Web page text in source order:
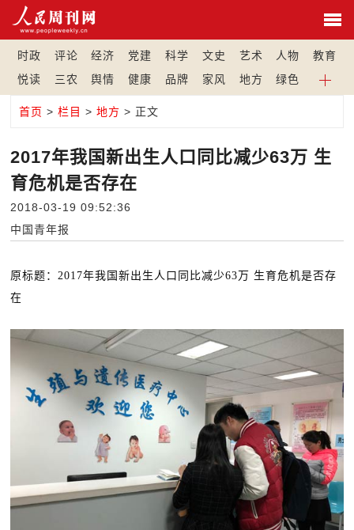
时政 评论 经济 党建 科学 文史 艺术 人物
教育
悦读
三农 舆情 健康 品牌 家风 地方 绿色
首页 >栏目 >地方 > 正文
2017年我国新出生人口同比减少63万 生
育危机是否存在
2018-03-19 09:52:36
中国青年报
原标题：2017年我国新出生人口同比减少63万 生育危机是否存
在